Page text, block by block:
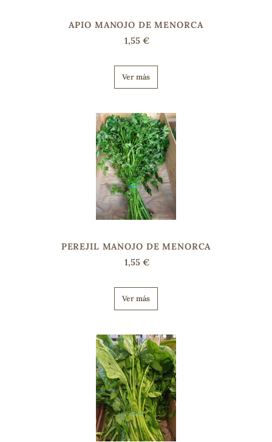
APIO MANOJO DE MENORCA
1,55 €
Ver más
PEREJIL MANOJO DE MENORCA
1,55 €
Ver más